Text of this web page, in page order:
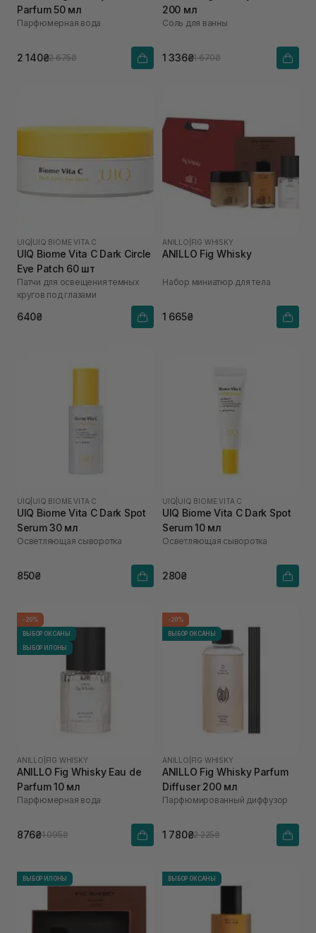
Parfum 50 мл
Парфюмерная вода
2 140₴2 675₴
200 мл
Соль для ванны
1 336₴1 670₴
UIQ UIQ BIOME VITA C
UIQ Biome Vita C Dark Circle
Eye Patch 60 шт
Патчи для освещения темных
кругов под глазами
640₴
ANILLO FIG WHISKY
ANILLO Fig Whisky
Набор миниатюр для тела
1 665₴
UIQ UIQ BIOME VITA C
UIQ Biome Vita C Dark Spot
Serum 30 мл
Осветляющая сыворотка
850₴
UIQ UIQ BIOME VITA C
UIQ Biome Vita C Dark Spot
Serum 10 мл
Осветляющая сыворотка
280₴
-20%
ВЫБОР ОКСАНЫ
ВЫБОР ИЛОНЫ
ANILLO FIG WHISKY
ANILLO Fig Whisky Eau de
Parfum 10 мл
Парфюмерная вода
876₴1 095₴
-20%
ВЫБОР ОКСАНЫ
ANILLO FIG WHISKY
ANILLO Fig Whisky Parfum
Diffuser 200 мл
Парфюмированный диффузор
1 780₴2 225₴
ВЫБОР ИЛОНЫ ВЫБОР ОКСАНЫ